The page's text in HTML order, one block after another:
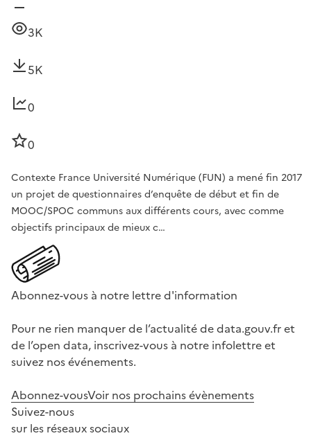
3K
5K
0
0
Contexte France Université Numérique (FUN) a mené fin 2017
un projet de questionnaires d’enquête de début et fin de
MOOC/SPOC communs aux différents cours, avec comme
objectifs principaux de mieux c…
Abonnez-vous à notre lettre d'information
Pour ne rien manquer de l’actualité de data.gouv.fr et
de l’open data, inscrivez-vous à notre infolettre et
suivez nos événements.
Abonnez-vousVoir nos prochains évènements
Suivez-nous
sur les réseaux sociaux